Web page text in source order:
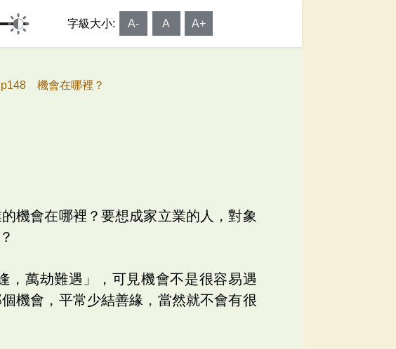
字級大小: A- A A+
p148 機會在哪裡？
機會在哪裡？要想成家立業的人，對象
，萬劫難遇」，可見機會不是很容易遇
機會，平常少結善緣，當然就不會有很